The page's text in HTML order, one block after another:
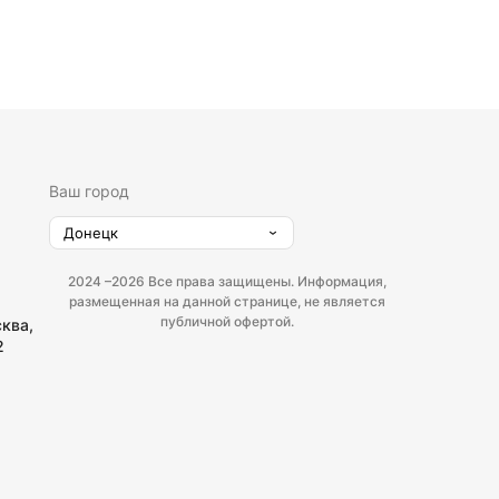
Ваш город
Донецк
2024 –2026 Все права защищены. Информация,
размещенная на данной странице, не является
публичной офертой.